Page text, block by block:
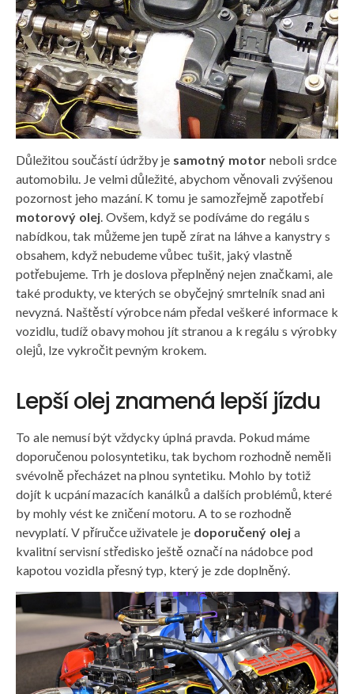
Důležitou součástí údržby je samotný motor neboli srdce
automobilu. Je velmi důležité, abychom věnovali zvýšenou
pozornost jeho mazání. K tomu je samozřejmě zapotřebí
motorový olej. Ovšem, když se podíváme do regálu s
nabídkou, tak můžeme jen tupě zírat na láhve a kanystry s
obsahem, když nebudeme vůbec tušit, jaký vlastně
potřebujeme. Trh je doslova přeplněný nejen značkami, ale
také produkty, ve kterých se obyčejný smrtelník snad ani
nevyzná. Naštěstí výrobce nám předal veškeré informace k
vozidlu, tudíž obavy mohou jít stranou a k regálu s výrobky
olejů, lze vykročit pevným krokem.
Lepší olej znamená lepší jízdu
To ale nemusí být vždycky úplná pravda. Pokud máme
doporučenou polosyntetiku, tak bychom rozhodně neměli
svévolně přecházet na plnou syntetiku. Mohlo by totiž
dojít k ucpání mazacích kanálků a dalších problémů, které
by mohly vést ke zničení motoru. A to se rozhodně
nevyplatí. V příručce uživatele je doporučený oleja
kvalitní servisní středisko ještě označí na nádobce pod
kapotou vozidla přesný typ, který je zde doplněný.